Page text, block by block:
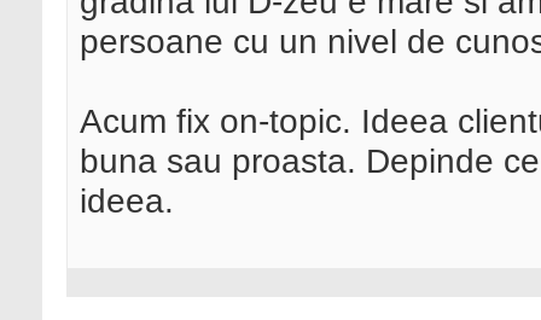
persoane cu un nivel de
Acum fix on-topic. Ideea
buna sau proasta. Depinde
ideea.